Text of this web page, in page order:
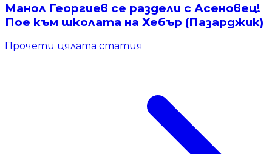
Манол Георгиев се раздели с Асеновец!
Пое към школата на Хебър (Пазарджик)
Прочети цялата статия